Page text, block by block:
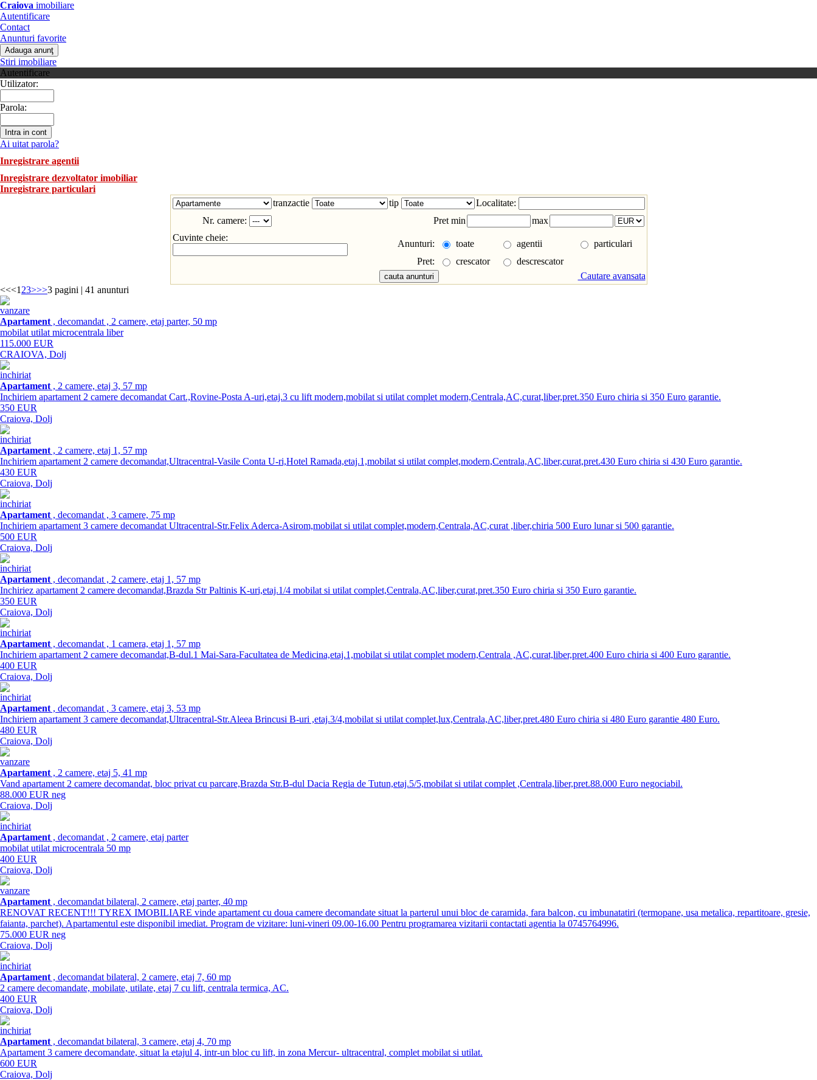
Craiova imobiliare
Autentificare
Contact
Anunturi favorite
Stiri imobiliare
Autentificare
Utilizator:
Parola:
Ai uitat parola?
Inregistrare agentii
Inregistrare dezvoltator imobiliar
Inregistrare particulari
tranzactie
tip
Localitate:
Nr. camere:
Pret min
max
Cuvinte cheie:
Anunturi: toate agentii
particulari
Pret:
crescator
descrescator
Cautare avansata
<<<1 23>>>3 pagini | 41 anunturi
vanzare
Apartament , decomandat , 2 camere, etaj parter, 50 mp
mobilat utilat microcentrala liber
115.000 EUR
CRAIOVA, Dolj
inchiriat
Apartament , 2 camere, etaj 3, 57 mp
Inchiriem apartament 2 camere decomandat Cart.,Rovine-Posta A-uri,etaj.3 cu lift modern,mobilat si utilat complet modern,Centrala,AC,curat,liber,pret.350 Euro chiria si 350 Euro garantie.
350 EUR
Craiova, Dolj
inchiriat
Apartament , 2 camere, etaj 1, 57 mp
Inchiriem apartament 2 camere decomandat,Ultracentral-Vasile Conta U-ri,Hotel Ramada,etaj.1,mobilat si utilat complet,modern,Centrala,AC,liber,curat,pret.430 Euro chiria si 430 Euro garantie.
430 EUR
Craiova, Dolj
inchiriat
Apartament , decomandat , 3 camere, 75 mp
Inchiriem apartament 3 camere decomandat Ultracentral-Str.Felix Aderca-Asirom,mobilat si utilat complet,modern,Centrala,AC,curat ,liber,chiria 500 Euro lunar si 500 garantie.
500 EUR
Craiova, Dolj
inchiriat
Apartament , decomandat , 2 camere, etaj 1, 57 mp
Inchiriez apartament 2 camere decomandat,Brazda Str Paltinis K-uri,etaj.1/4 mobilat si utilat complet,Centrala,AC,liber,curat,pret.350 Euro chiria si 350 Euro garantie.
350 EUR
Craiova, Dolj
inchiriat
Apartament , decomandat , 1 camera, etaj 1, 57 mp
Inchiriem apartament 2 camere decomandat,B-dul.1 Mai-Sara-Facultatea de Medicina,etaj.1,mobilat si utilat complet modern,Centrala ,AC,curat,liber,pret.400 Euro chiria si 400 Euro garantie.
400 EUR
Craiova, Dolj
inchiriat
Apartament , decomandat , 3 camere, etaj 3, 53 mp
Inchiriem apartament 3 camere decomandat,Ultracentral-Str.Aleea Brincusi B-uri ,etaj.3/4,mobilat si utilat complet,lux,Centrala,AC,liber,pret.480 Euro chiria si 480 Euro garantie 480 Euro.
480 EUR
Craiova, Dolj
vanzare
Apartament , 2 camere, etaj 5, 41 mp
Vand apartament 2 camere decomandat, bloc privat cu parcare,Brazda Str.B-dul Dacia Regia de Tutun,etaj.5/5,mobilat si utilat complet ,Centrala,liber,pret.88.000 Euro negociabil.
88.000 EUR neg
Craiova, Dolj
inchiriat
Apartament , decomandat , 2 camere, etaj parter
mobilat utilat microcentrala 50 mp
400 EUR
Craiova, Dolj
vanzare
Apartament , decomandat bilateral, 2 camere, etaj parter, 40 mp
RENOVAT RECENT!!! TYREX IMOBILIARE vinde apartament cu doua camere decomandate situat la parterul unui bloc de caramida, fara balcon, cu imbunatatiri (termopane, usa metalica, repartitoare, gresie,
faianta, parchet). Apartamentul este disponibil imediat. Program de vizitare: luni-vineri 09.00-16.00 Pentru programarea vizitarii contactati agentia la 0745764996.
75.000 EUR neg
Craiova, Dolj
inchiriat
Apartament , decomandat bilateral, 2 camere, etaj 7, 60 mp
2 camere decomandate, mobilate, utilate, etaj 7 cu lift, centrala termica, AC.
400 EUR
Craiova, Dolj
inchiriat
Apartament , decomandat bilateral, 3 camere, etaj 4, 70 mp
Apartament 3 camere decomandate, situat la etajul 4, intr-un bloc cu lift, in zona Mercur- ultracentral, complet mobilat si utilat.
600 EUR
Craiova, Dolj